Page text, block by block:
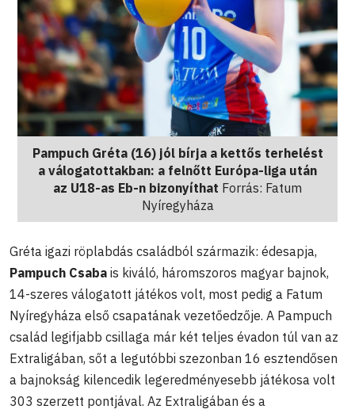
Pampuch Gréta (16) jól bírja a kettős terhelést
a válogatottakban: a felnőtt Európa-liga után
az U18-as Eb-n bizonyíthat Forrás: Fatum
Nyíregyháza
Gréta igazi röplabdás családból származik: édesapja,
Pampuch Csaba is kiváló, háromszoros magyar bajnok,
14-szeres válogatott játékos volt, most pedig a Fatum
Nyíregyháza első csapatának vezetőedzője. A Pampuch
család legifjabb csillaga már két teljes évadon túl van az
Extraligában, sőt a legutóbbi szezonban 16 esztendősen
a bajnokság kilencedik legeredményesebb játékosa volt
303 szerzett pontjával. Az Extraligában és a